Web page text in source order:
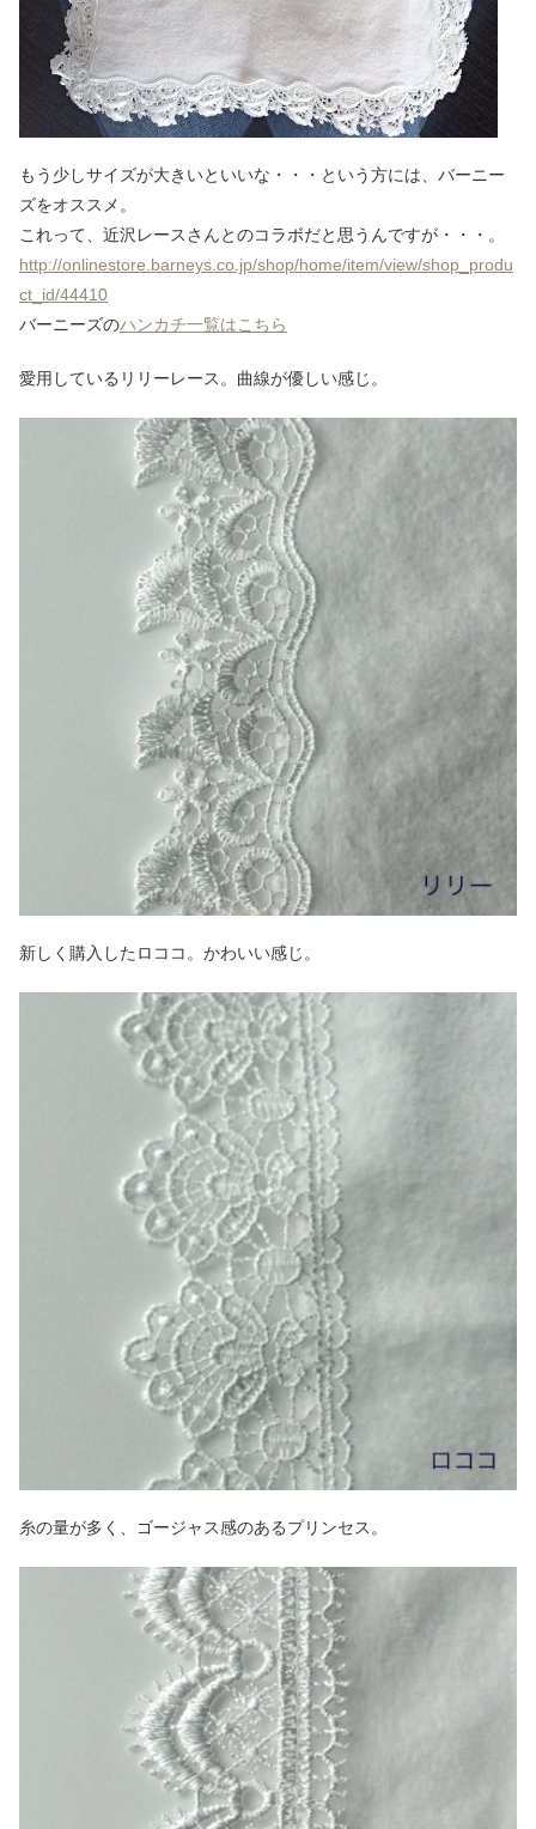
もう少しサイズが大きいといいな・・・という方には、バーニー
ズをオススメ。
これって、近沢レースさんとのコラボだと思うんですが・・・。
http://onlinestore.barneys.co.jp/shop/home/item/view/shop_produ
ct_id/44410
バーニーズのハンカチ一覧はこちら
愛用しているリリーレース。曲線が優しい感じ。
新しく購入したロココ。かわいい感じ。
糸の量が多く、ゴージャス感のあるプリンセス。